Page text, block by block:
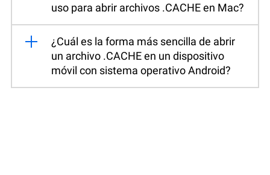
uso para abrir archivos .CACHE en Mac?
¿Cuál es la forma más sencilla de abrir
un archivo .CACHE en un dispositivo
móvil con sistema operativo Android?